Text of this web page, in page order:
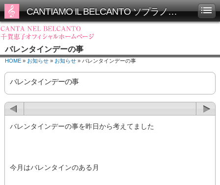
CANTIAMO IL BELCANTO ソプラノ千賀恵子オフィシャルホームページ
バレンタインデーの事
HOME » お知らせ » お知らせ » バレンタインデーの事
バレンタインデーの事
バレンタインデーの事を昨日から考えてました
今月はバレンタインのある月